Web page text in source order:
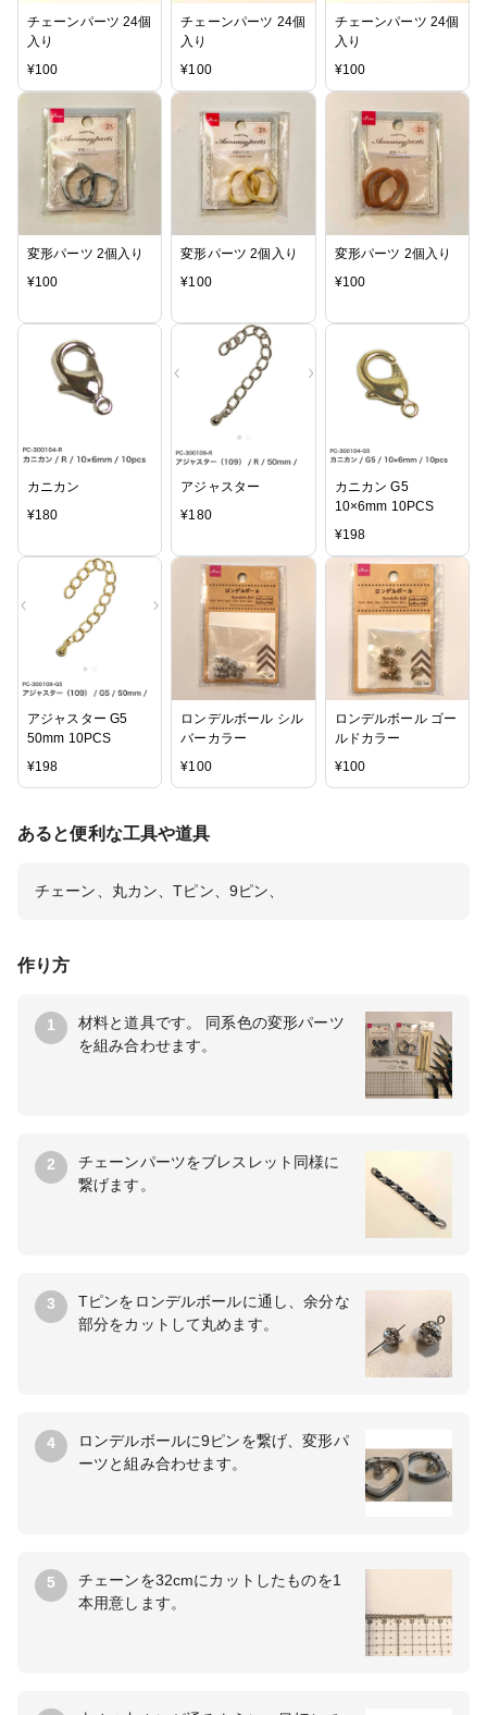
チェーンパーツ 24個
入り
¥100
チェーンパーツ 24個
入り
¥100
チェーンパーツ 24個
入り
¥100
変形パーツ 2個入り
¥100
変形パーツ 2個入り
¥100
変形パーツ 2個入り
¥100
カニカン
¥180
アジャスター
¥180
カニカン G5
10×6mm 10PCS
¥198
アジャスター G5
50mm 10PCS
¥198
ロンデルボール シル
バーカラー
¥100
ロンデルボール ゴー
ルドカラー
¥100
作り方
1
材料と道具です。 同系色の変形パーツ
を組み合わせます。
2
チェーンパーツをブレスレット同様に
繋げます。
3
Tピンをロンデルボールに通し、余分な
部分をカットして丸めます。
4
ロンデルボールに9ピンを繋げ、変形パ
ーツと組み合わせます。
5
チェーンを32cmにカットしたものを1
本用意します。
あると便利な工具や道具
チェーン、丸カン、Tピン、9ピン、